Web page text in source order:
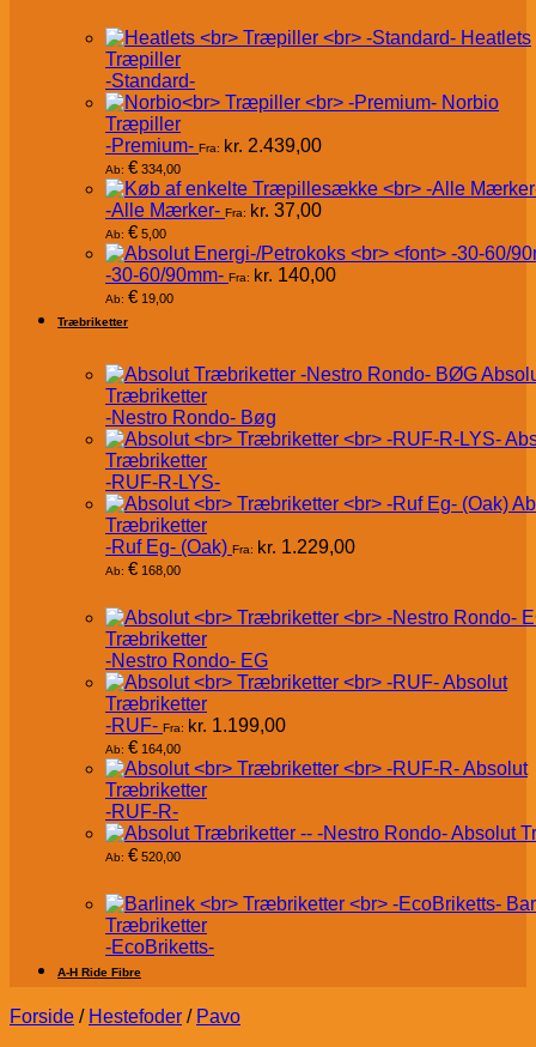
Heatlets
Træpiller
-Standard-
Norbio
Træpiller
-Premium- Fra: kr. 2.439,00
Ab: € 334,00
-Alle Mærker- Fra: kr. 37,00
Ab: € 5,00
-30-60/90mm- Fra: kr. 140,00
Ab: € 19,00
Træbriketter
Træbriketter
-Nestro Rondo- Bøg
Træbriketter
-RUF-R-LYS-
Træbriketter
-Ruf Eg- (Oak) Fra: kr. 1.229,00
Ab: € 168,00
Træbriketter
-Nestro Rondo- EG
Absolut
Træbriketter
-RUF- Fra: kr. 1.199,00
Ab: € 164,00
Absolut
Træbriketter
-RUF-R-
Absolut
Ab: € 520,00
Træbriketter
-EcoBriketts-
A-H Ride Fibre
Forside / Hestefoder / Pavo